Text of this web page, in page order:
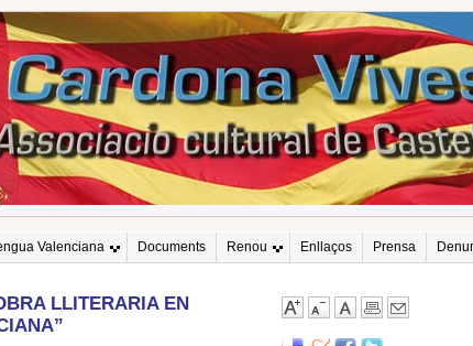
Valenciana Documents Renou Enllaços Prensa
LLITERARIA EN